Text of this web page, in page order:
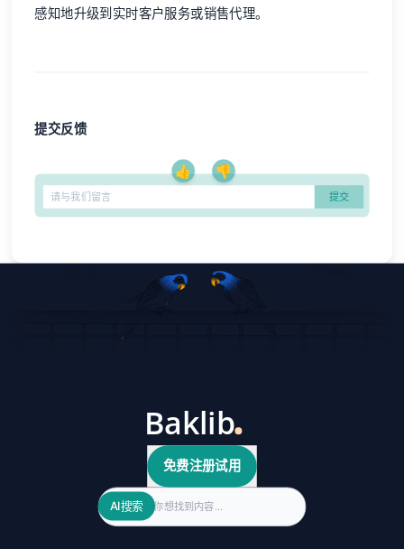
感知地升级到实时客户服务或销售代理。
提交反馈
👍 👎
免费注册试用
Search
AI搜索